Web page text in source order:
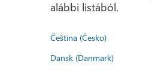
alábbi listából.
Čeština (Česko)
Dansk (Danmark)